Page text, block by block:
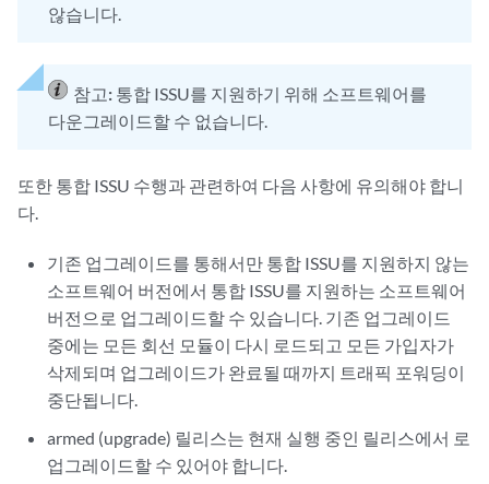
않습니다.
참고: 통합 ISSU를 지원하기 위해 소프트웨어를
다운그레이드할 수 없습니다.
또한 통합 ISSU 수행과 관련하여 다음 사항에 유의해야 합니
다.
기존 업그레이드를 통해서만 통합 ISSU를 지원하지 않는
소프트웨어 버전에서 통합 ISSU를 지원하는 소프트웨어
버전으로 업그레이드할 수 있습니다. 기존 업그레이드
중에는 모든 회선 모듈이 다시 로드되고 모든 가입자가
삭제되며 업그레이드가 완료될 때까지 트래픽 포워딩이
중단됩니다.
armed (upgrade) 릴리스는 현재 실행 중인 릴리스에서 로
업그레이드할 수 있어야 합니다.